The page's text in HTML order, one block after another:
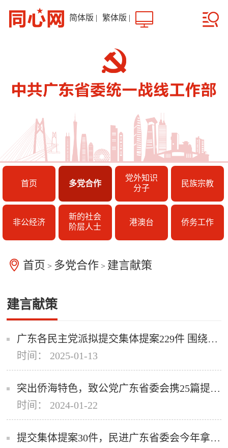
简体版 | 繁体版 |
首页 多党合作
党外知识
分子
民族宗教
非公经济
新的社会
阶层人士
港澳台 侨务工作
首页 > 多党合作 > 建言献策
建言献策
广东各民主党派拟提交集体提案229件 围绕高质量发展首要任务立足界别特色议政建言
时间： 2025-01-13
突出侨海特色，致公党广东省委会携25篇提案“上会”
时间： 2024-01-22
提交集体提案30件，民进广东省委会今年拿出这些建议